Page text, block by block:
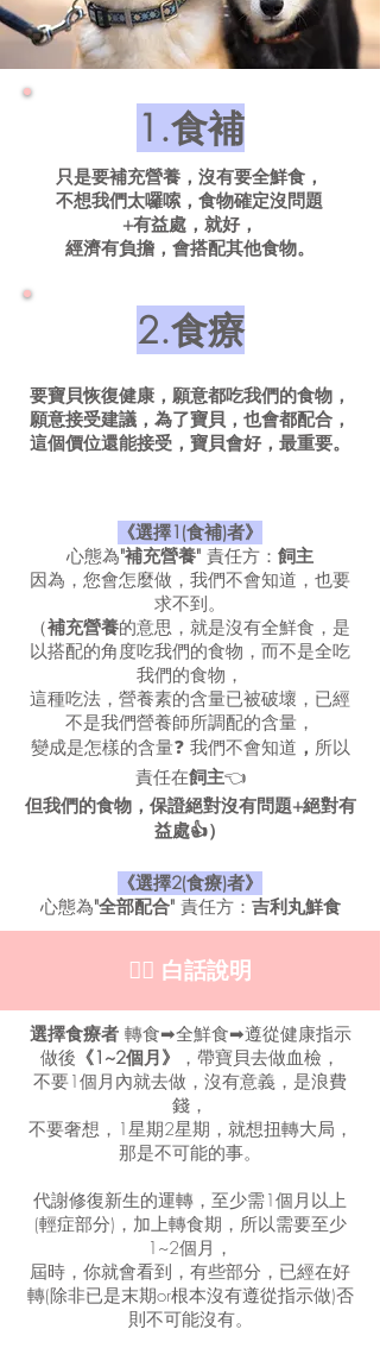
1.食補
只是要補充營養，沒有要全鮮食，
不想我們太囉嗦，食物確定沒問題
+有益處，就好，
經濟有負擔，會搭配其他食物。
2.食療
要寶貝恢復健康，願意都吃我們的食物，
願意接受建議，為了寶貝，也會都配合，
這個價位還能接受，寶貝會好，最重要。
《選擇1(食補)者》
心態為"補充營養" 責任方： 飼主
因為，您會怎麼做，我們不會知道，也要
求不到。
（補充營養的意思，就是沒有全鮮食，是
以搭配的角度吃我們的食物，而不是全吃
我們的食物，
這種吃法，營養素的含量已被破壞，已經
不是我們營養師所調配的含量，
變成是怎樣的含量❓ 我們不會知道 ， 所以
責任在飼主👈
但我們的食物，保證絕對沒有問題+絕對有
益處👍）
《選擇2(食療)者》
心態為"全部配合" 責任方： 吉利丸鮮食
👩‍⚕️ 白話說明
選擇食療者 轉食➡全鮮食➡遵從健康指示
做後 《1~2個月》
，帶寶貝去做血檢，
不要1個月內就去做，沒有意義，是浪費
錢，
不要奢想，1星期2星期，就想扭轉大局，
那是不可能的事。
代謝修復新生的運轉，至少需1個月以上
(輕症部分)，加上轉食期，所以需要至少
1~2個月，
屆時，你就會看到，有些部分，已經在好
轉(除非已是末期or根本沒有遵從指示做)否
則不可能沒有。